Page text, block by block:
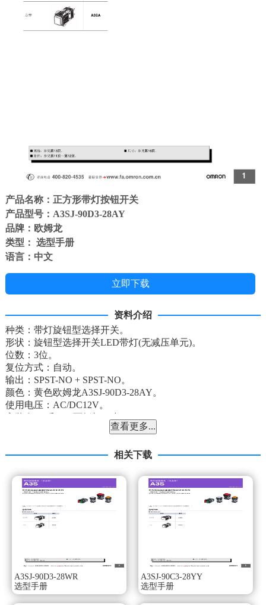
产品名称：正方形带灯按钮开关
产品型号：A3SJ-90D3-28AY
品牌：欧姆龙
类型： 选型手册
语言：中文
立即下载
资料介绍
种类：带灯旋钮型选择开关。
形状：旋钮型选择开关LED带灯(无减压单元)。
位数：3位。
复位方式：自动。
输出：SPST-NO + SPST-NO。
颜色：黄色欧姆龙A3SJ-90D3-28AY。
使用电压：AC/DC12V。
安装在φ22和φ25面板切口中。
可用摆杆方便地拆卸单元。
φ25用的环还能对应φ25的面板开口。
IP65耐油（非带灯型）。
IP65（带灯型）。种类：带灯旋钮型选择开关。
形状：旋钮型选择开关LED减压带灯（带减压单元）。
位数：3位欧姆龙A3SJ-90D3-28AY。
复位方式：手动。
使用电压：AC200V。
安装在φ22和φ25面板切口中。
可用摆杆方便地拆卸单元。
查看更多...
相关下载
A3SJ-90D3-28WR
选型手册
A3SJ-90C3-28YY
选型手册